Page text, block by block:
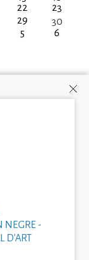
22
23
29
30
5 6
NEGRE -
D'ART